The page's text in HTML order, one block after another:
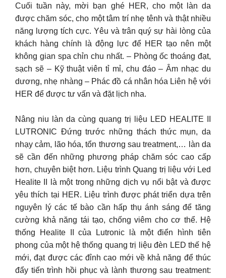
Cuối tuần này, mời bạn ghé HER, cho một làn da
được chăm sóc, cho một tâm trí nhẹ tênh và thật nhiều
năng lượng tích cực. Yêu và trân quý sự hài lòng của
khách hàng chính là động lực để HER tạo nên một
không gian spa chỉn chu nhất. – Phòng ốc thoáng đạt,
sạch sẽ – Kỹ thuật viên tỉ mỉ, chu đáo – Âm nhạc du
dương, nhẹ nhàng – Phác đồ cá nhân hóa Liên hệ với
HER để được tư vấn và đặt lịch nha.
Nâng niu làn da cùng quang trị liệu LED HEALITE II
LUTRONIC Đứng trước những thách thức mụn, da
nhạy cảm, lão hóa, tổn thương sau treatment,… làn da
sẽ cần đến những phương pháp chăm sóc cao cấp
hơn, chuyên biệt hơn. Liệu trình Quang trị liệu với Led
Healite II là một trong những dịch vụ nổi bật và được
yêu thích tại HER. Liệu trình được phát triển dựa trên
nguyên lý các tế bào cần hấp thụ ánh sáng để tăng
cường khả năng tái tạo, chống viêm cho cơ thể. Hệ
thống Healite II của Lutronic là một điển hình tiên
phong của một hệ thống quang trị liệu đèn LED thế hệ
mới, đạt được các đỉnh cao mới về khả năng để thúc
đẩy tiến trình hồi phục và lành thương sau treatment: